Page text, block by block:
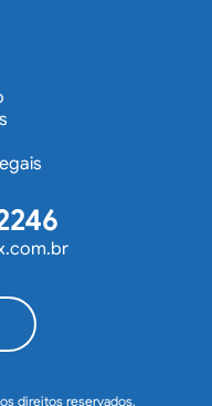
direitos reservados.